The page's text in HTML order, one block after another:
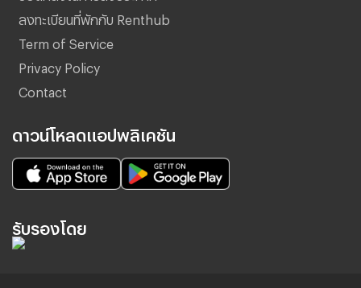
ลงทะเบียนที่พักกับ Renthub
Term of Service
Privacy Policy
Contact
ดาวน์โหลดแอปพลิเคชัน
รับรองโดย